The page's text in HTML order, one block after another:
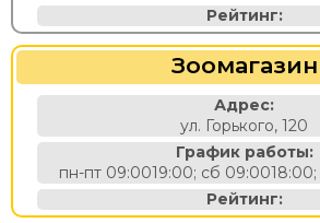
Рейтинг:
Зоомагазин
Адрес:
ул. Горького, 120
График работы:
пн-пт 09:0019:00; сб
Рейтинг: